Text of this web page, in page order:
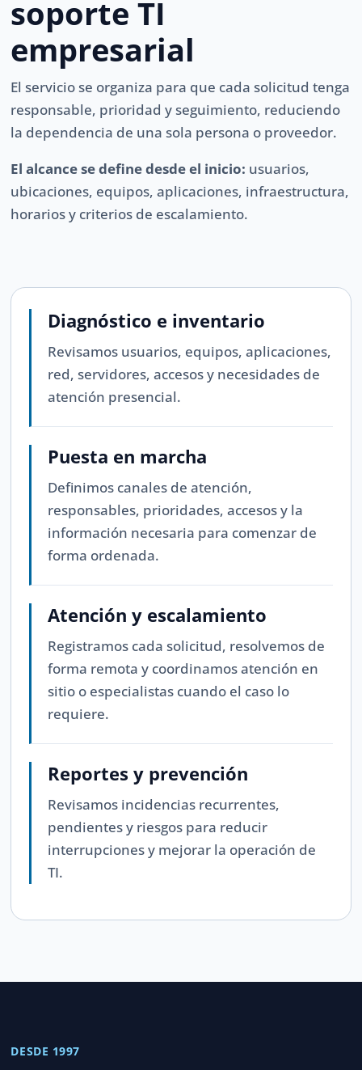
soporte TI
empresarial
El servicio se organiza para que cada solicitud tenga
responsable, prioridad y seguimiento, reduciendo
la dependencia de una sola persona o proveedor.
El alcance se define desde el inicio: usuarios,
ubicaciones, equipos, aplicaciones, infraestructura,
horarios y criterios de escalamiento.
Diagnóstico e inventario
Revisamos usuarios, equipos, aplicaciones,
red, servidores, accesos y necesidades de
atención presencial.
Puesta en marcha
Definimos canales de atención,
responsables, prioridades, accesos y la
información necesaria para comenzar de
forma ordenada.
Atención y escalamiento
Registramos cada solicitud, resolvemos de
forma remota y coordinamos atención en
sitio o especialistas cuando el caso lo
requiere.
Reportes y prevención
Revisamos incidencias recurrentes,
pendientes y riesgos para reducir
interrupciones y mejorar la operación de
TI.
DESDE 1997